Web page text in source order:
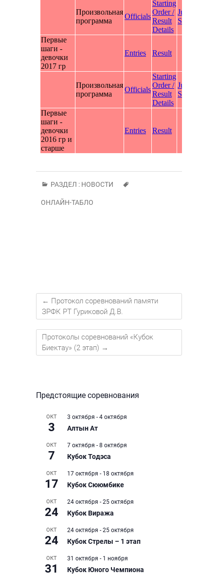
РАЗДЕЛ : НОВОСТИ
ОНЛАЙН-ТАБЛО
← Протокол соревнований памяти
ЗРФК РТ Гуриковой Д.В.
Протоколы соревнований «Кубок
Биектау» (2 этап) →
Предстоящие соревнования
ОКТ
3
3 октября - 4 октября
Алтын Ат
ОКТ
7
7 октября - 8 октября
Кубок Тодэса
ОКТ
17
17 октября - 18 октября
Кубок Сююмбике
ОКТ
24
24 октября - 25 октября
Кубок Виража
ОКТ
24
24 октября - 25 октября
Кубок Стрелы – 1 этап
ОКТ
31
31 октября - 1 ноября
Кубок Юного Чемпиона